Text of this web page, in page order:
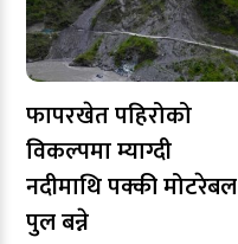
फापरखेत पहिरोको
विकल्पमा म्याग्दी
नदीमाथि पक्की मोटरेबल
पुल बन्ने